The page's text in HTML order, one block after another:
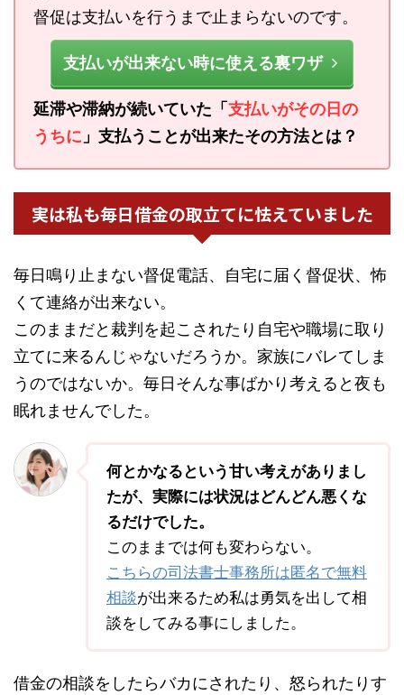
督促は支払いを行うまで止まらないのです。
支払いが出来ない時に使える裏ワザ
延滞や滞納が続いていた「 支払いがその日の
うちに 」支払うことが出来たその方法とは？
実は私も毎日借金の取立てに怯えていました
毎日鳴り止まない督促電話、自宅に届く督促状、怖
くて連絡が出来ない。
このままだと裁判を起こされたり自宅や職場に取り
立てに来るんじゃないだろうか。家族にバレてしま
うのではないか。毎日そんな事ばかり考えると夜も
眠れませんでした。
何とかなるという甘い考えがありまし
たが、実際には状況はどんどん悪くな
るだけでした。
このままでは何も変わらない。
こちらの司法書士事務所は匿名で無料
相談が出来るため私は勇気を出して相
談をしてみる事にしました。
借金の相談をしたらバカにされたり、怒られたりす